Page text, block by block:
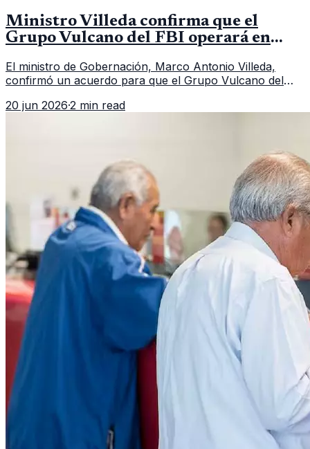
Ministro Villeda confirma que el
Grupo Vulcano del FBI operará en
El ministro de Gobernación, Marco Antonio Villeda,
confirmó un acuerdo para que el Grupo Vulcano del
fallido con la administración anterior del Ministerio
20 jun 2026·2 min read